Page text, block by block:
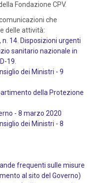
Fondazione CPV.
che
delle attività:
14. Disposizioni urgenti
sanitario nazionale in
19.
dei Ministri - 9
della Protezione
- 8 marzo 2020
dei Ministri - 8
frequenti sulle misure
al sito del Governo)